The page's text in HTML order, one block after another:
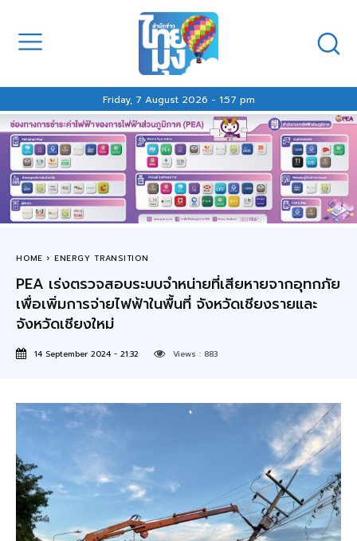
Friday, 7 August 2026 - 1:57 pm
HOME ENERGY TRANSITION
PEA เร่งตรวจสอบระบบจำหน่ายที่เสียหายจากอุทกภัย
เพื่อเพิ่มการจ่ายไฟฟ้าในพื้นที่ จังหวัดเชียงรายและ
จังหวัดเชียงใหม่
14 September 2024 - 21:32 Views : 883